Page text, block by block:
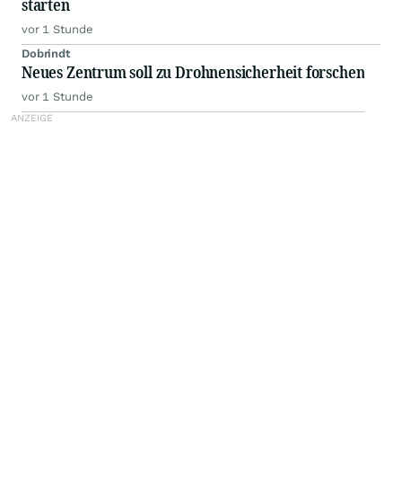
starten
vor 1 Stunde
Dobrindt
Neues Zentrum soll zu Drohnensicherheit forschen
vor 1 Stunde